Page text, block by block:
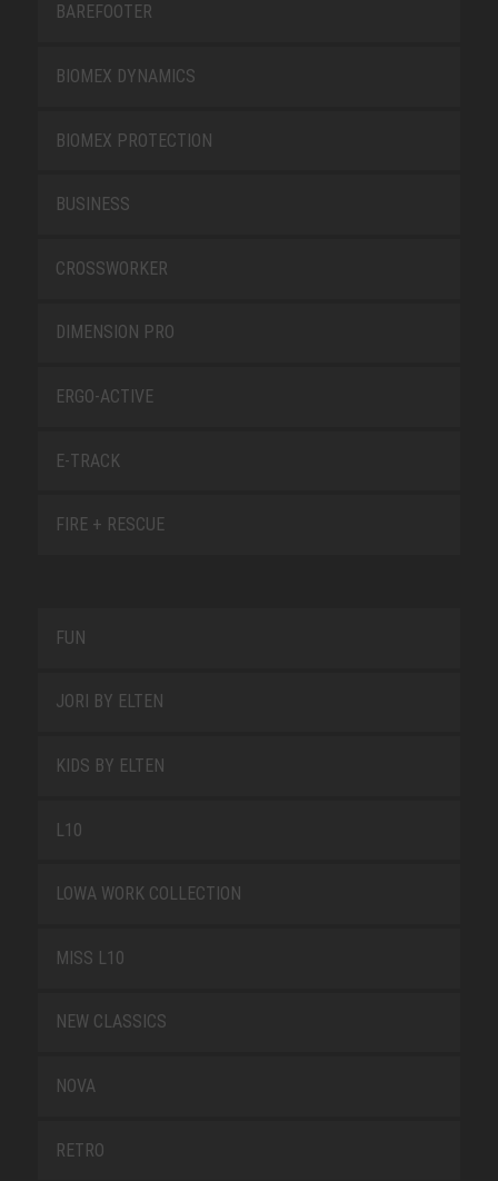
BAREFOOTER
BIOMEX DYNAMICS
BIOMEX PROTECTION
BUSINESS
CROSSWORKER
DIMENSION PRO
ERGO-ACTIVE
E-TRACK
FIRE + RESCUE
FUN
JORI BY ELTEN
KIDS BY ELTEN
L10
LOWA WORK COLLECTION
MISS L10
NEW CLASSICS
NOVA
RETRO